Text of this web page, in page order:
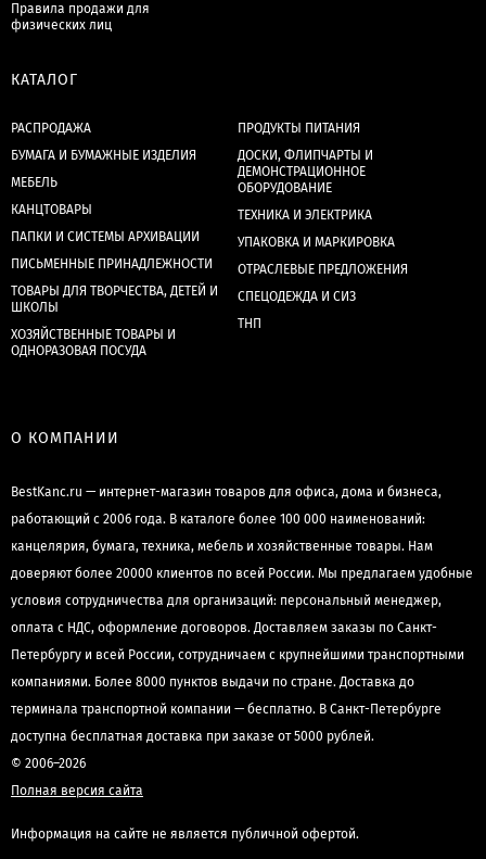
Правила продажи для
физических лиц
КАТАЛОГ
РАСПРОДАЖА
БУМАГА И БУМАЖНЫЕ ИЗДЕЛИЯ
МЕБЕЛЬ
КАНЦТОВАРЫ
ПАПКИ И СИСТЕМЫ АРХИВАЦИИ
ПИСЬМЕННЫЕ ПРИНАДЛЕЖНОСТИ
ТОВАРЫ ДЛЯ ТВОРЧЕСТВА, ДЕТЕЙ И
ШКОЛЫ
ХОЗЯЙСТВЕННЫЕ ТОВАРЫ И
ОДНОРАЗОВАЯ ПОСУДА
ПРОДУКТЫ ПИТАНИЯ
ДОСКИ, ФЛИПЧАРТЫ И
ДЕМОНСТРАЦИОННОЕ
ОБОРУДОВАНИЕ
ТЕХНИКА И ЭЛЕКТРИКА
УПАКОВКА И МАРКИРОВКА
ОТРАСЛЕВЫЕ ПРЕДЛОЖЕНИЯ
СПЕЦОДЕЖДА И СИЗ
ТНП
О КОМПАНИИ
BestKanc.ru — интернет-магазин товаров для офиса, дома и бизнеса,
работающий с 2006 года. В каталоге более 100 000 наименований:
канцелярия, бумага, техника, мебель и хозяйственные товары. Нам
доверяют более 20000 клиентов по всей России. Мы предлагаем удобные
условия сотрудничества для организаций: персональный менеджер,
оплата с НДС, оформление договоров. Доставляем заказы по Санкт-
Петербургу и всей России, сотрудничаем с крупнейшими транспортными
компаниями. Более 8000 пунктов выдачи по стране. Доставка до
терминала транспортной компании — бесплатно. В Санкт-Петербурге
доступна бесплатная доставка при заказе от 5000 рублей.
© 2006–2026
Полная версия сайта
Информация на сайте не является публичной офертой.